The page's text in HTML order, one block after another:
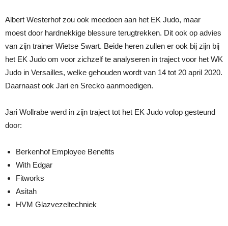
Albert Westerhof zou ook meedoen aan het EK Judo, maar
moest door hardnekkige blessure terugtrekken. Dit ook op advies
van zijn trainer Wietse Swart. Beide heren zullen er ook bij zijn bij
het EK Judo om voor zichzelf te analyseren in traject voor het WK
Judo in Versailles, welke gehouden wordt van 14 tot 20 april 2020.
Daarnaast ook Jari en Srecko aanmoedigen.
Jari Wollrabe werd in zijn traject tot het EK Judo volop gesteund
door:
Berkenhof Employee Benefits
With Edgar
Fitworks
Asitah
HVM Glazvezeltechniek